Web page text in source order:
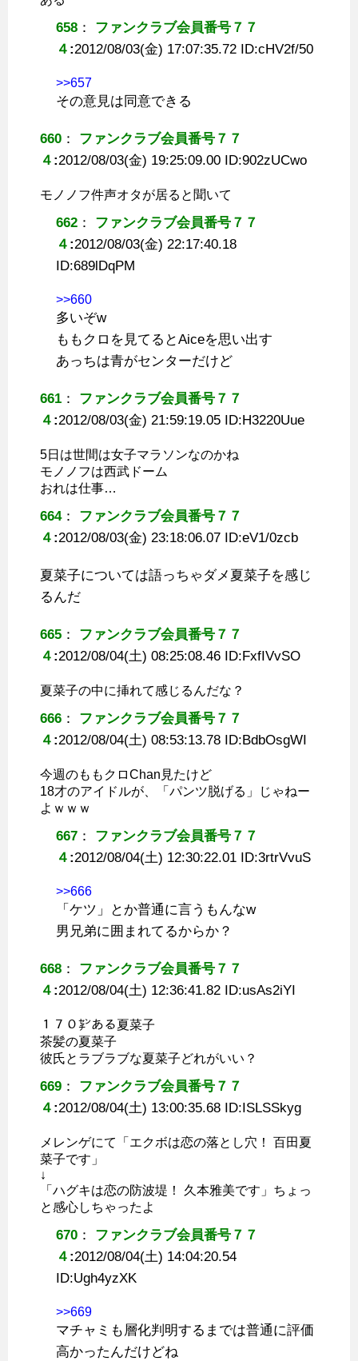
658 ： ファンクラブ会員番号７７
４ :2012/08/03(金) 17:07:35.72 ID:cHV2f/50
>>657
その意見は同意できる
660 ： ファンクラブ会員番号７７
４ :2012/08/03(金) 19:25:09.00 ID:902zUCwo
モノノフ件声オタが居ると聞いて
662 ： ファンクラブ会員番号７７
４ :2012/08/03(金) 22:17:40.18
ID:689lDqPM
>>660
多いぞw
ももクロを見てるとAiceを思い出す
あっちは青がセンターだけど
661 ： ファンクラブ会員番号７７
４ :2012/08/03(金) 21:59:19.05 ID:H3220Uue
5日は世間は女子マラソンなのかね
モノノフは西武ドーム
おれは仕事…
664： ファンクラブ会員番号７７
４ :2012/08/03(金) 23:18:06.07 ID:eV1/0zcb
夏菜子については語っちゃダメ夏菜子を感じ
るんだ
665 ： ファンクラブ会員番号７７
４ :2012/08/04(土) 08:25:08.46 ID:FxfIVvSO
夏菜子の中に挿れて感じるんだな？
666 ： ファンクラブ会員番号７７
４ :2012/08/04(土) 08:53:13.78 ID:BdbOsgWI
今週のももクロChan見たけど
18才のアイドルが、「パンツ脱げる」じゃねー
よｗｗｗ
667 ： ファンクラブ会員番号７７
４ :2012/08/04(土) 12:30:22.01 ID:3rtrVvuS
>>666
「ケツ」とか普通に言うもんなw
男兄弟に囲まれてるからか？
668 ： ファンクラブ会員番号７７
４ :2012/08/04(土) 12:36:41.82 ID:usAs2iYI
１７０㌢ある夏菜子
茶髪の夏菜子
彼氏とラブラブな夏菜子どれがいい？
669 ： ファンクラブ会員番号７７
４ :2012/08/04(土) 13:00:35.68 ID:ISLSSkyg
メレンゲにて「エクボは恋の落とし穴！ 百田夏
菜子です」
↓
「ハグキは恋の防波堤！ 久本雅美です」ちょっ
と感心しちゃったよ
670 ： ファンクラブ会員番号７７
４ :2012/08/04(土) 14:04:20.54
ID:Ugh4yzXK
>>669
マチャミも層化判明するまでは普通に評価
高かったんだけどね